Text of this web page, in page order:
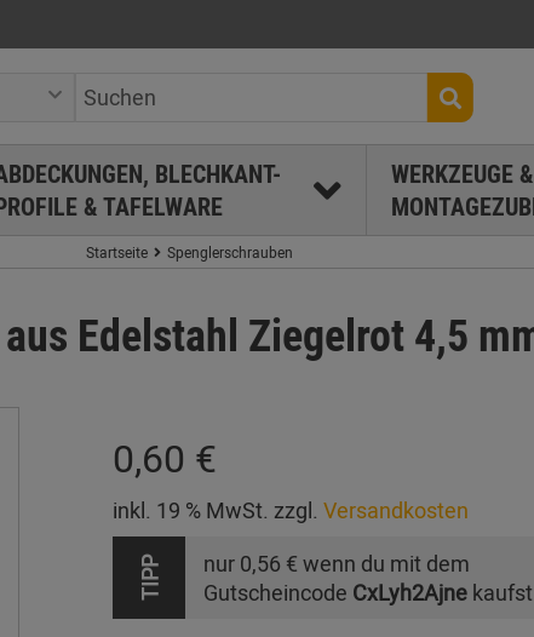
BLECHKANT-
& TAFELWARE
WERKZEUGE &
Startseite Spenglerschrauben
Edelstahl Ziegelrot 4,5
0,60 €
inkl. 19 % MwSt. zzgl. Versandkosten
TIPP nur 0,56 € wenn du mit dem
Gutscheincode CxLyh2Ajnekaufst